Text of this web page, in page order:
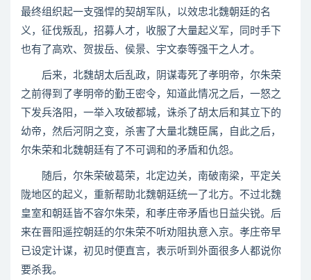
最终组织起一支强悍的契胡军队，以效忠北魏朝廷的名
义，征伐叛乱，招募人才，收服了大量起义军，同时手下
也有了高欢、贺拔岳、侯景、宇文泰等强干之人才。
后来，北魏胡太后乱政，阴谋毒死了孝明帝，尔朱荣
之前得到了孝明帝的勤王密令，知道此情况之后，一怒之
下发兵洛阳，一举入攻破都城，诛杀了胡太后和其立下的
幼帝，然后河阴之变，杀害了大量北魏臣属，自此之后，
尔朱荣和北魏朝廷有了不可调和的矛盾和仇怨。
随后，尔朱荣破葛荣，北定边关，南破南梁，平定关
陇地区的起义，重新帮助北魏朝廷统一了北方。不过北魏
皇室和朝廷皆不容尔朱荣，和孝庄帝矛盾也日益尖锐。后
来在晋阳遥控朝廷的尔朱荣不听劝阻执意入京。孝庄帝早
已设定计谋，初见时便直言，表示听到外面很多人都说你
要杀我。